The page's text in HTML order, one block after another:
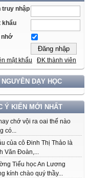
truy nhập
khẩu
nhớ
mật khẩu ĐK thành viên
DẠY HỌC
Ý KIẾN MỚI NHẤT
chớ vội ra oai thế nào
có...
của cô Đinh Thị Thảo là
Văn Đoàn,...
Tiểu học An Lương
kính chào quý thầy...